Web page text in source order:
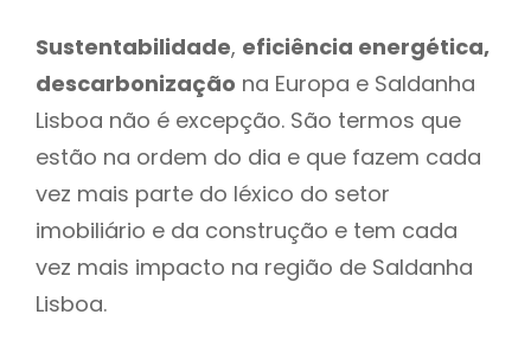
Sustentabilidade, eficiência energética,
descarbonização na Europa e Saldanha
Lisboa não é excepção. São termos que
estão na ordem do dia e que fazem cada
vez mais parte do léxico do setor
imobiliário e da construção e tem cada
vez mais impacto na região de Saldanha
Lisboa.